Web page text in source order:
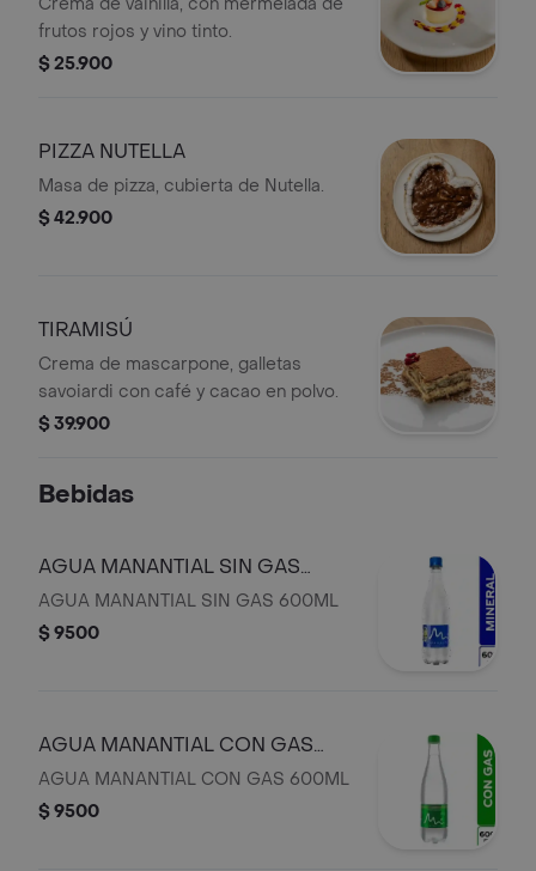
frutos rojos y vino tinto.
$ 25.900
PIZZA NUTELLA
Masa de pizza, cubierta de Nutella.
$ 42.900
TIRAMISÚ
Crema de mascarpone, galletas
savoiardi con café y cacao en polvo.
$ 39.900
Bebidas
AGUA MANANTIAL SIN GAS
600ML
AGUA MANANTIAL SIN GAS 600ML
$ 9500
AGUA MANANTIAL CON GAS
600ML
AGUA MANANTIAL CON GAS 600ML
$ 9500